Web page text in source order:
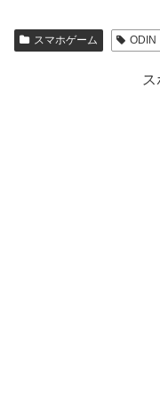
スマホゲーム ODIN